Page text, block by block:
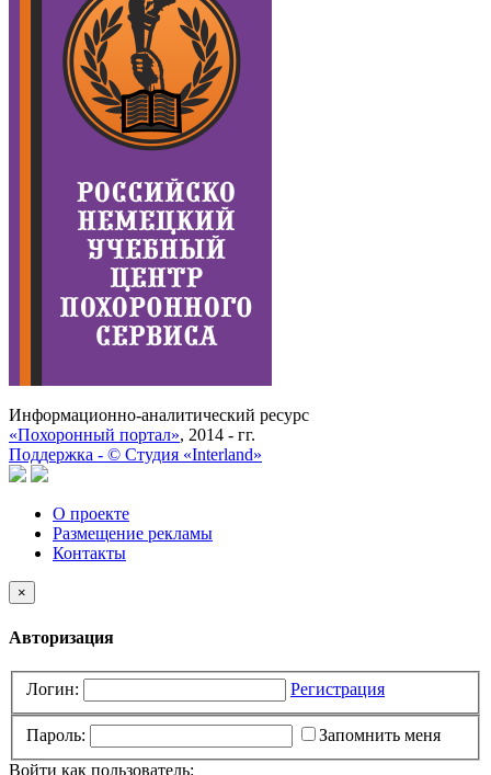
Информационно-аналитический ресурс
«Похоронный портал», 2014 - гг.
Поддержка - © Cтудия «Interland»
О проекте
Размещение рекламы
Контакты
×
Авторизация
Логин: Регистрация
Пароль:
Запомнить меня
Войти как пользователь: